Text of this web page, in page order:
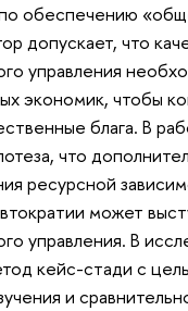
обеспечению
допускает, что
управления
экономик, чтобы
блага. В
что
ресурсной
может
управления. В
кейс-стади с
и